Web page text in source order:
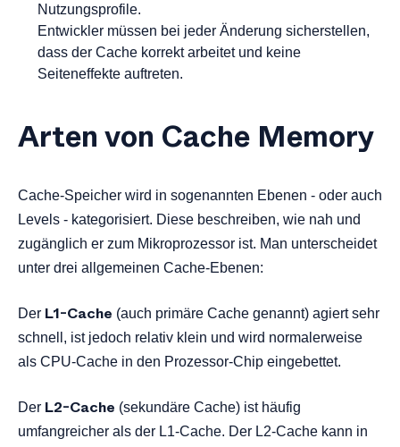
Nutzungsprofile.
Entwickler müssen bei jeder Änderung sicherstellen,
dass der Cache korrekt arbeitet und keine
Seiteneffekte auftreten.
Arten von Cache Memory
Cache-Speicher wird in sogenannten Ebenen - oder auch
Levels - kategorisiert. Diese beschreiben, wie nah und
zugänglich er zum Mikroprozessor ist. Man unterscheidet
unter drei allgemeinen Cache-Ebenen:
Der L1-Cache (auch primäre Cache genannt) agiert sehr
schnell, ist jedoch relativ klein und wird normalerweise
als CPU-Cache in den Prozessor-Chip eingebettet.
Der L2-Cache (sekundäre Cache) ist häufig
umfangreicher als der L1-Cache. Der L2-Cache kann in